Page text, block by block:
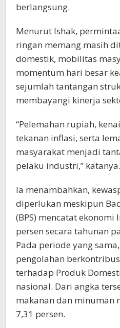
berlangsung.
Menurut Ishak,
ringan memang masih
domestik, mobilitas
momentum hari besar
sejumlah tantangan
membayangi kinerja
“Pelemahan rupiah,
tekanan inflasi, serta
masyarakat menjadi
pelaku industri,” katanya.
Ia menambahkan,
diperlukan meskipun
(BPS) mencatat ekonomi
persen secara tahunan
Pada periode yang
pengolahan
terhadap Produk
nasional. Dari angka
makanan dan minuman
7,31 persen.